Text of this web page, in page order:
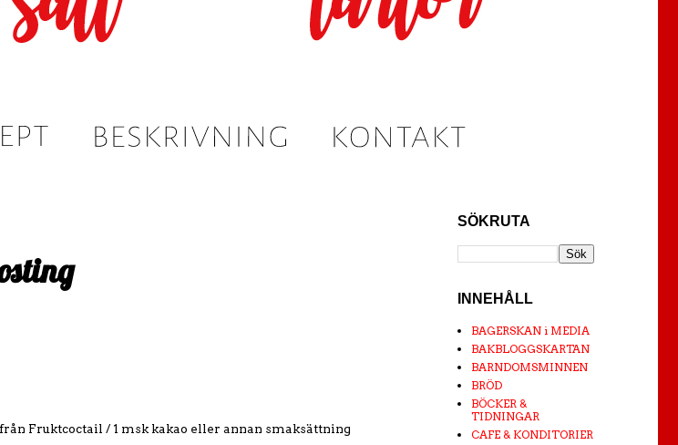
Fruktcoctail / 1 msk kakao eller annan smaksättning
SÖKRUTA
INNEHÅLL
BAGERSKAN i MEDIA
BAKBLOGGSKARTAN
BARNDOMSMINNEN
BRÖD
BÖCKER &
TIDNINGAR
CAFE & KONDITORIER